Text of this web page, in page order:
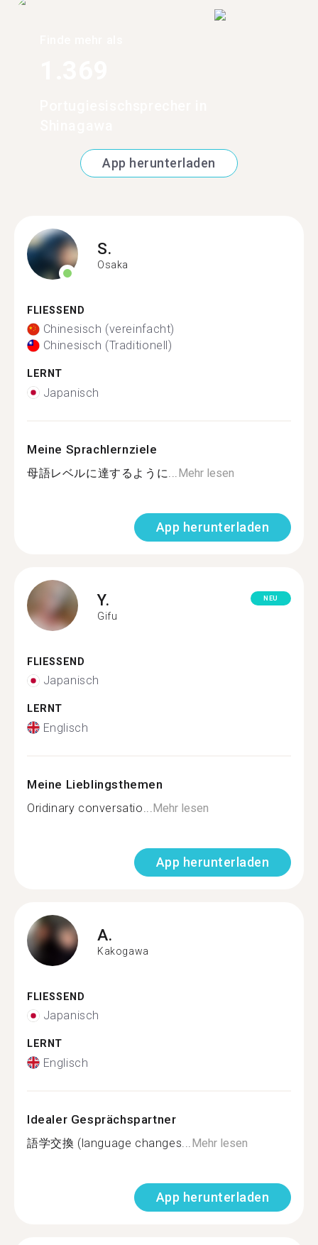
App herunterladen
S.
Osaka
FLIESSEND
Chinesisch (vereinfacht)
Chinesisch (Traditionell)
LERNT
Japanisch
Meine Sprachlernziele
母語レベルに達するように... Mehr lesen
App herunterladen
Y.
Gifu
NEU
FLIESSEND
Japanisch
LERNT
Englisch
Meine Lieblingsthemen
Oridinary conversatio... Mehr lesen
App herunterladen
A.
Kakogawa
FLIESSEND
Japanisch
LERNT
Englisch
Idealer Gesprächspartner
語学交換 (language changes... Mehr lesen
App herunterladen